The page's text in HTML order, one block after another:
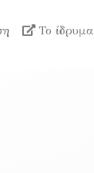
Το ίδρυμα